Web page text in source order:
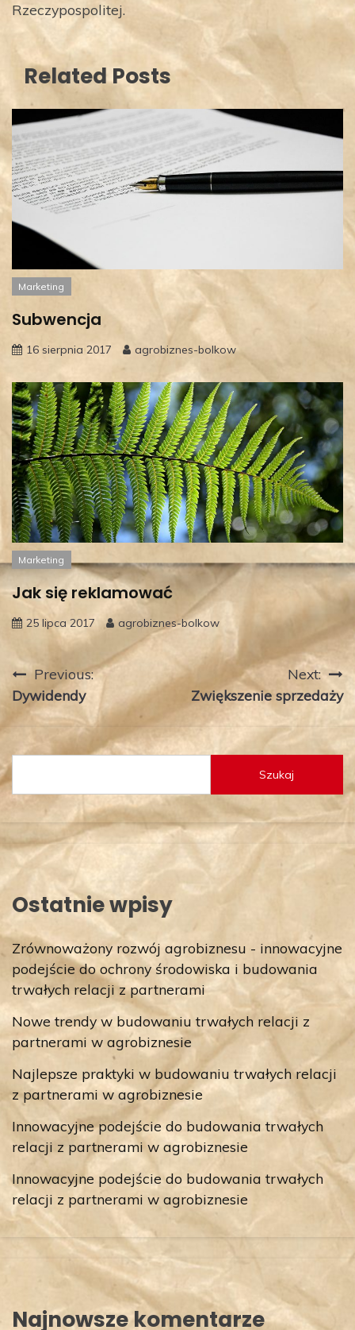
Rzeczypospolitej.
Related Posts
Marketing
Subwencja
16 sierpnia 2017 agrobiznes-bolkow
Marketing
Jak się reklamować
25 lipca 2017 agrobiznes-bolkow
Nawigacja
wpisu
Previous:
Dywidendy
Next:
Zwiększenie sprzedaży
Szukaj
Ostatnie wpisy
Zrównoważony rozwój agrobiznesu - innowacyjne
podejście do ochrony środowiska i budowania
trwałych relacji z partnerami
Nowe trendy w budowaniu trwałych relacji z
partnerami w agrobiznesie
Najlepsze praktyki w budowaniu trwałych relacji
z partnerami w agrobiznesie
Innowacyjne podejście do budowania trwałych
relacji z partnerami w agrobiznesie
Innowacyjne podejście do budowania trwałych
relacji z partnerami w agrobiznesie
Najnowsze komentarze